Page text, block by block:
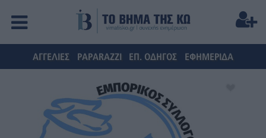
ΑΓΓΕΛΙΕΣ PAPARAZZI ΕΠ. ΟΔΗΓΟΣ ΕΦΗΜΕΡΙΔΑ